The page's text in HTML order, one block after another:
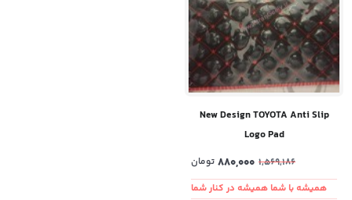
New Design TOYOTA Anti Slip
Logo Pad
1,569,186
880,000 تومان
همیشه با شما همیشه در کنار شما